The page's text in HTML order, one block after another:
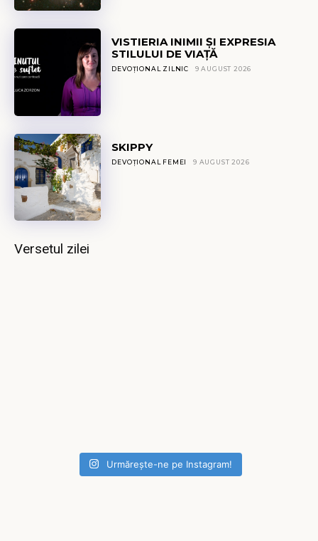
VISTIERIA INIMII ȘI EXPRESIA
STILULUI DE VIAȚĂ
DEVOȚIONAL ZILNIC 9 AUGUST 2026
SKIPPY
DEVOȚIONAL FEMEI 9 AUGUST 2026
Versetul zilei
Urmărește-ne pe Instagram!